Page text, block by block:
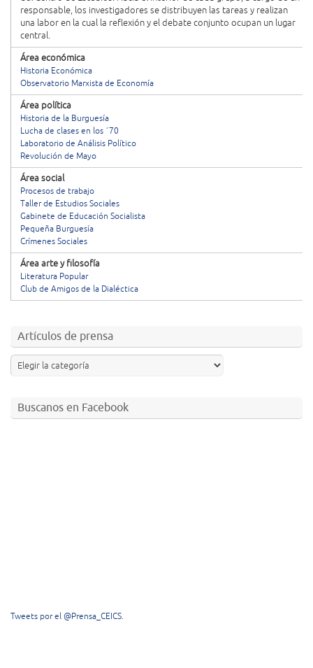
responsable, los investigadores se distribuyen las tareas y realizan
una labor en la cual la reflexión y el debate conjunto ocupan un lugar
central.
Área económica
Historia Económica
Observatorio Marxista de Economía
Área política
Historia de la Burguesía
Lucha de clases en los ´70
Laboratorio de Análisis Político
Revolución de Mayo
Área social
Procesos de trabajo
Taller de Estudios Sociales
Gabinete de Educación Socialista
Pequeña Burguesía
Crímenes Sociales
Área arte y filosofía
Literatura Popular
Club de Amigos de la Dialéctica
Artículos de prensa
Buscanos en Facebook
Tweets por el @Prensa_CEICS.